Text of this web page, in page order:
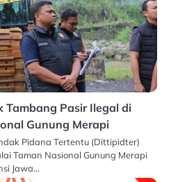
Tambang Pasir Ilegal di
Gunung Merapi
Pidana Tertentu (Dittipidter)
Taman Nasional Gunung Merapi
Jawa…